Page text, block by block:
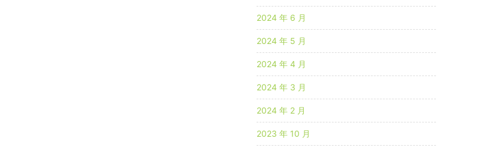
2024 年 6 月
2024 年 5 月
2024 年 4 月
2024 年 3 月
2024 年 2 月
2023 年 10 月